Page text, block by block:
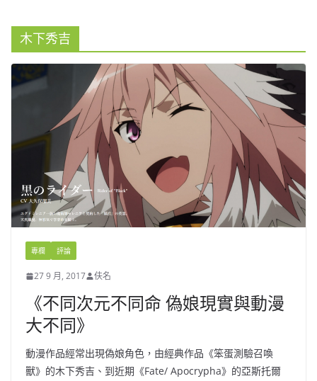
木下秀吉
專欄 評論
27 9 月, 2017 伕名
《不同次元不同命 偽娘現實與動漫
大不同》
動漫作品經常出現偽娘角色，由經典作品《笨蛋測驗召喚
獸》的木下秀吉、到近期《Fate/ Apocrypha》的亞斯托爾